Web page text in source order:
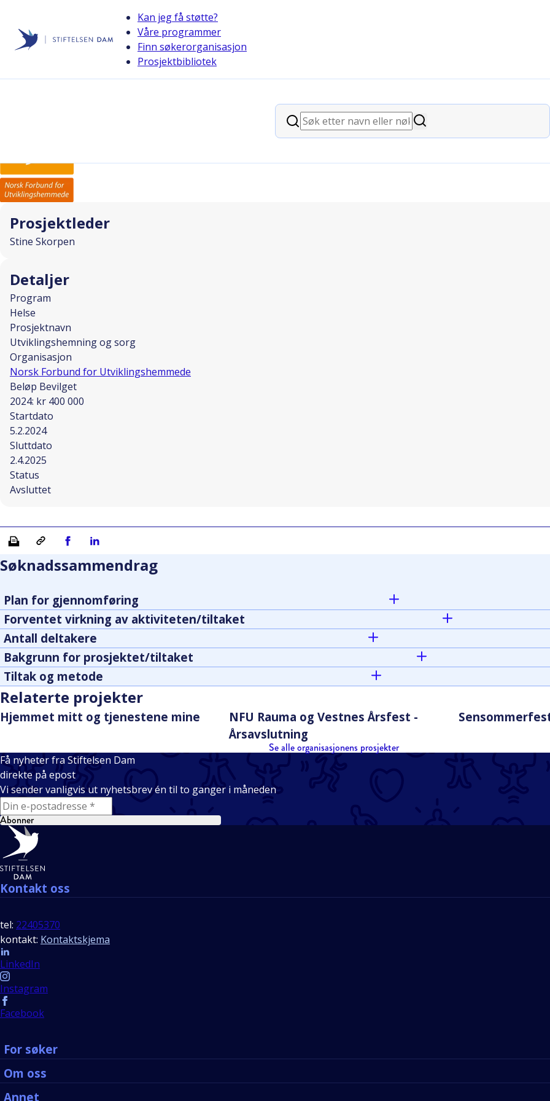
Kan jeg få støtte?
Våre programmer
Finn søkerorganisasjon
Prosjektbibliotek
Søk
Søk
Prosjektleder
Stine Skorpen
Detaljer
Program
Helse
Prosjektnavn
Utviklingshemning og sorg
Organisasjon
Norsk Forbund for Utviklingshemmede
Beløp Bevilget
2024: kr 400 000
Startdato
5.2.2024
Sluttdato
2.4.2025
Status
Avsluttet
Skriv ut Kopiera länkDel på Facebook
Del på Linkedin
Søknadssammendrag
Plan for gjennomføring
Forventet virkning av aktiviteten/tiltaket
Antall deltakere
Bakgrunn for prosjektet/tiltaket
Tiltak og metode
Relaterte projekter
Hjemmet mitt og tjenestene mine
NFU Rauma og Vestnes Årsfest -
Årsavslutning
Se alle organisasjonens prosjekter
Få nyheter fra Stiftelsen Dam
direkte på epost
Vi sender vanligvis ut nyhetsbrev én til to ganger i måneden
E-mail
Abonner
Bunntekst
Kontakt oss
tel: 22405370
kontakt: Kontaktskjema
Follow us
LinkedIn
Instagram
Facebook
For søker
Om oss
Annet